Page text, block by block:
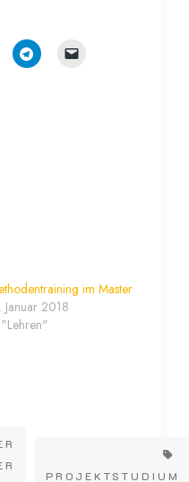
im Master
Januar 2018
PROJEKTSTUDIUM